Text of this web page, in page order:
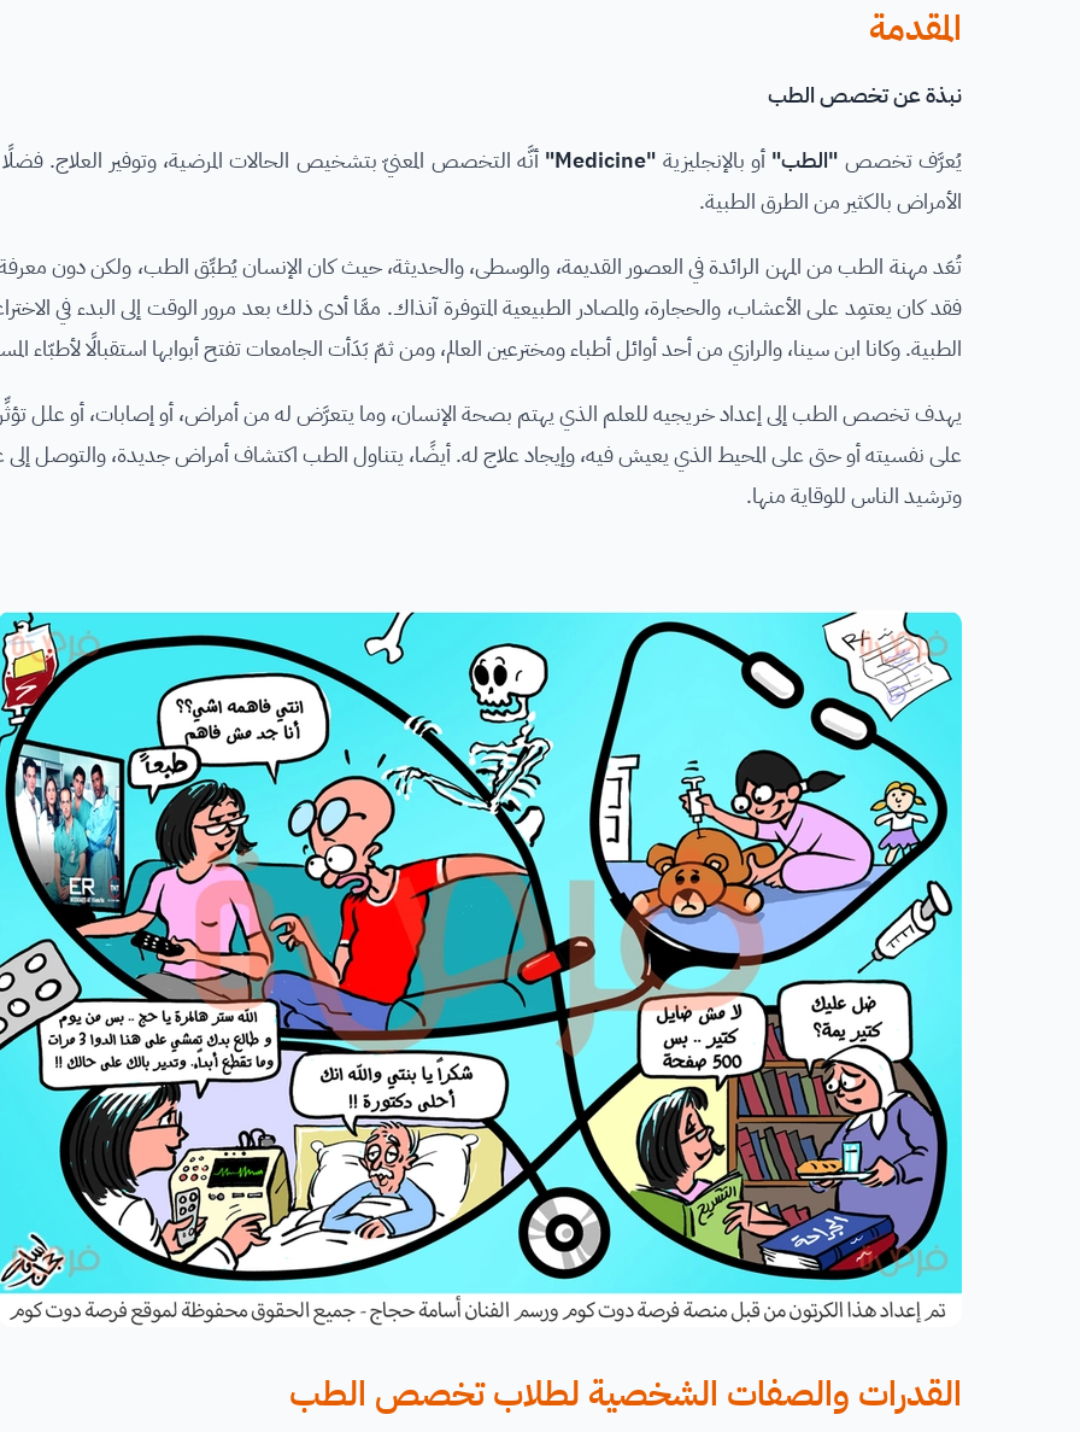
المقدمة
نبذة عن تخصص الطب
يُعرَّف تخصص "الطب" أو بالإنجليزية "Medicine"
أنَّه التخصص المعنيّ بتشخيص الحالات المرضية، وتوفير العلاج.
الأمراض بالكثير من الطرق الطبية.
تُعَد مهنة الطب من المهن الرائدة في العصور القديمة، والوسطى، والحديثة، حيث كان الإنسان يُطبِّق الطب، ولكن دون
فقد كان يعتمِد على الأعشاب، والحجارة، والمصادر الطبيعية المتوفرة آنذاك. ممَّا أدى ذلك بعد مرور الوقت إلى البدء في
الطبية. وكانا ابن سينا، والرازي من أحد أوائل أطباء ومخترعين العالم، ومن ثمّ بَدَأت الجامعات تفتح أبوابها استقبالًا لأطبّاء
يهدف تخصص الطب إلى إعداد خريجيه للعلم الذي يهتم بصحة الإنسان، وما يتعرَّض له من أمراض، أو إصابات، أو علل
على نفسيته أو حتى على المحيط الذي يعيش فيه، وإيجاد علاج له. أيضًا، يتناول الطب اكتشاف أمراض جديدة، والتوصل إلى
وترشيد الناس للوقاية منها.
القدرات والصفات الشخصية لطلاب تخصص الطب